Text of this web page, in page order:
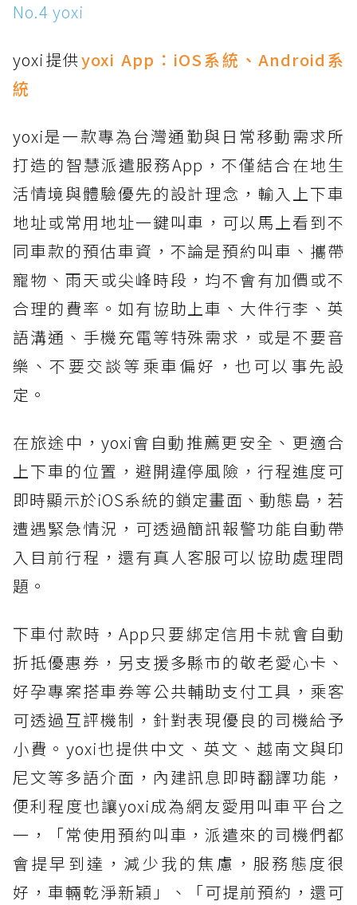
No.4 yoxi
yoxi提供yoxi App： iOS系統 、Android系
統
yoxi是一款專為台灣通勤與日常移動需求所
打造的智慧派遣服務App，不僅結合在地生
活情境與體驗優先的設計理念，輸入上下車
地址或常用地址一鍵叫車，可以馬上看到不
同車款的預估車資，不論是預約叫車、攜帶
寵物、雨天或尖峰時段，均不會有加價或不
合理的費率。如有協助上車、大件行李、英
語溝通、手機充電等特殊需求，或是不要音
樂、不要交談等乘車偏好，也可以事先設
定。
在旅途中，yoxi會自動推薦更安全、更適合
上下車的位置，避開違停風險，行程進度可
即時顯示於iOS系統的鎖定畫面、動態島，若
遭遇緊急情況，可透過簡訊報警功能自動帶
入目前行程，還有真人客服可以協助處理問
題。
下車付款時，App只要綁定信用卡就會自動
折抵優惠券，另支援多縣市的敬老愛心卡、
好孕專案搭車券等公共輔助支付工具，乘客
可透過互評機制，針對表現優良的司機給予
小費。yoxi也提供中文、英文、越南文與印
尼文等多語介面，內建訊息即時翻譯功能，
便利程度也讓yoxi成為網友愛用叫車平台之
一，「常使用預約叫車，派遣來的司機們都
會提早到達，減少我的焦慮，服務態度很
好，車輛乾淨新穎」、「可提前預約，還可